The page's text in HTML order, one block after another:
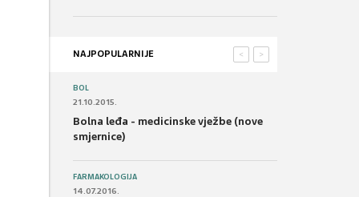
NAJPOPULARNIJE >
<
BOL
21.10.2015.
Bolna leđa - medicinske vježbe (nove
smjernice)
FARMAKOLOGIJA
14.07.2016.